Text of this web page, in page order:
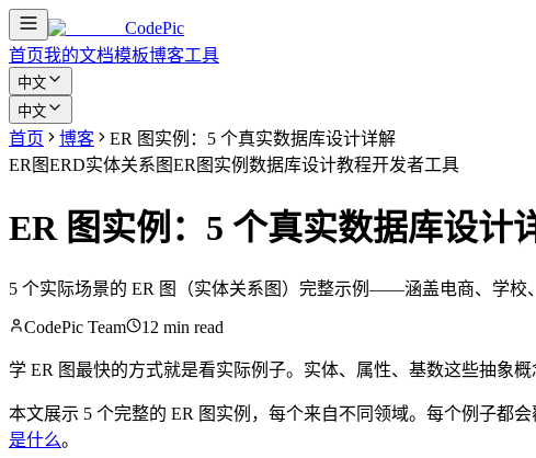
CodePic
首页我的文档模板博客工具
中文
中文
首页 博客
ER 图实例：5 个真实数据库设计详解
ER图ERD实体关系图ER图实例 数据库设计教程开发者工具
ER 图实例：5 个真实数据库设计
5 个实际场景的 ER 图（实体关系图）完整示例——涵盖电商、学校
CodePic Team 12 min read
学 ER 图最快的方式就是看实际例子。实体、属性、基数这些抽
本文展示 5 个完整的 ER 图实例，每个来自不同领域。每个例子都
是什么。